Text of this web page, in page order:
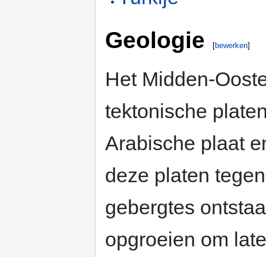
Geologie [bewerken]
Het Midden-
tektonische
Arabische plaat
deze platen
gebergtes
opgroeien om